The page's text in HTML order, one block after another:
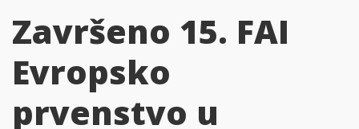
Završeno 15. FAI
Evropsko
prvenstvo u